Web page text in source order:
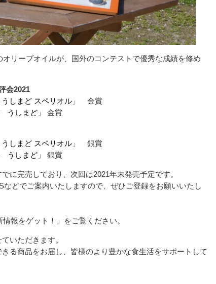
リーブオイルが、国外のコンテストで優秀な成績を修め
会2021
しまど スペリオル 」 金賞
うしまど 」 金賞
しまど スペリオル 」 銀賞
うしまど 」 銀賞
に完売しており、次回は2021年末発売予定です。
どでご案内いたしますので、ぜひご登録をお願いいたし
報をゲット！」をご覧ください。
いただきます。
る商品をお届し、皆様のより豊かな食生活をサポートして